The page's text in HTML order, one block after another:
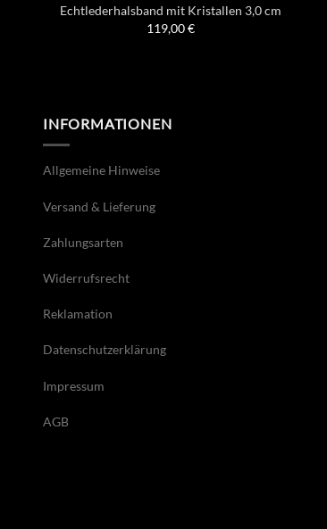
Echtlederhalsband mit Kristallen 3,0 cm
119,00€
INFORMATIONEN
Allgemeine Hinweise
Versand & Lieferung
Zahlungsarten
Widerrufsrecht
Reklamation
Datenschutzerklärung
Impressum
AGB